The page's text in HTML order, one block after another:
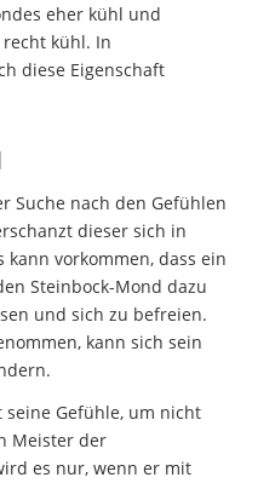
eher kühl und
kühl. In
diese Eigenschaft
Suche nach den Gefühlen
dieser sich in
vorkommen, dass ein
Steinbock-Mond dazu
und sich zu befreien.
kann sich sein
Gefühle, um nicht
Meister der
es nur, wenn er mit